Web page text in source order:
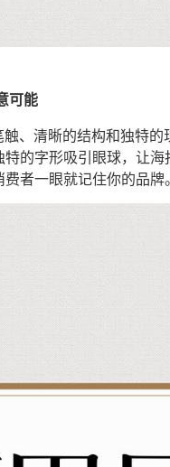
可能
、清晰的结构和独特
的字形吸引眼球，让
者一眼就记住你的品牌。